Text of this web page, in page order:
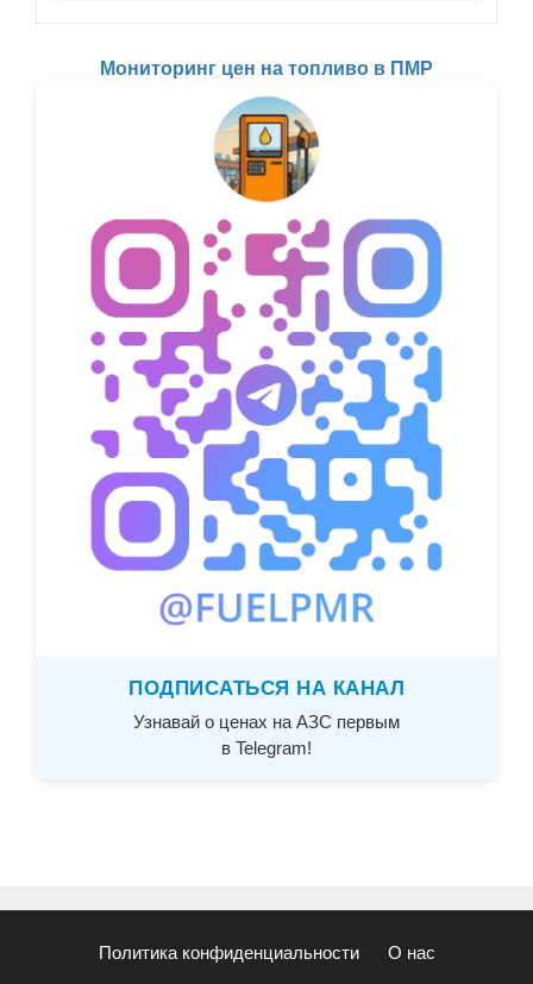
Мониторинг цен на топливо в ПМР
ПОДПИСАТЬСЯ НА КАНАЛ
Узнавай о ценах на АЗС первым
в Telegram!
Политика конфиденциальности О нас